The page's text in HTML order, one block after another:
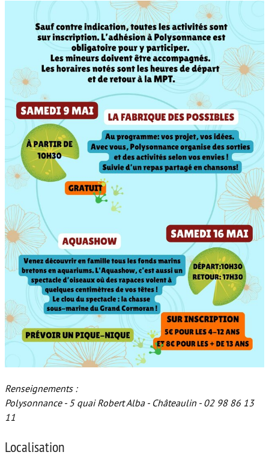
Renseignements :
Polysonnance - 5 quai Robert Alba - Châteaulin - 02 98 86 13
11
Localisation